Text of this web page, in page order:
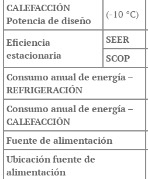
CALEFACCIÓN
Potencia de diseño
(-10 °C)
Eficiencia
estacionaria
SEER
SCOP
Consumo anual de energía –
REFRIGERACIÓN
Consumo anual de energía –
CALEFACCIÓN
Fuente de alimentación
Ubicación fuente de
alimentación